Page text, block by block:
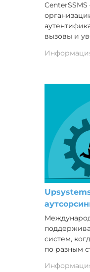
вызовы и
систем,
по разным